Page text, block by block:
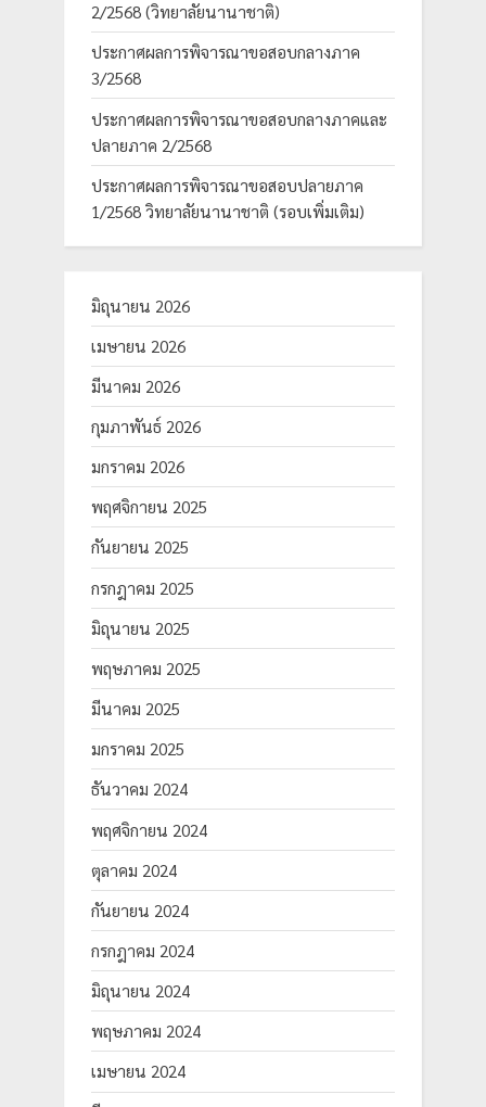
2/2568 (วิทยาลัยนานาชาติ)
ประกาศผลการพิจารณาขอสอบกลางภาค
3/2568
ประกาศผลการพิจารณาขอสอบกลางภาคและ
ปลายภาค 2/2568
ประกาศผลการพิจารณาขอสอบปลายภาค
1/2568 วิทยาลัยนานาชาติ (รอบเพิ่มเติม)
มิถุนายน 2026
เมษายน 2026
มีนาคม 2026
กุมภาพันธ์ 2026
มกราคม 2026
พฤศจิกายน 2025
กันยายน 2025
กรกฎาคม 2025
มิถุนายน 2025
พฤษภาคม 2025
มีนาคม 2025
มกราคม 2025
ธันวาคม 2024
พฤศจิกายน 2024
ตุลาคม 2024
กันยายน 2024
กรกฎาคม 2024
มิถุนายน 2024
พฤษภาคม 2024
เมษายน 2024